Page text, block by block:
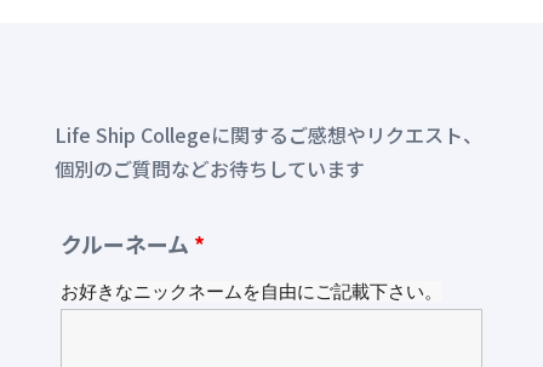
Life Ship Collegeに関するご感想やリクエスト、
個別のご質問などお待ちしています
クルーネーム *
お好きなニックネームを自由にご記載下さい。